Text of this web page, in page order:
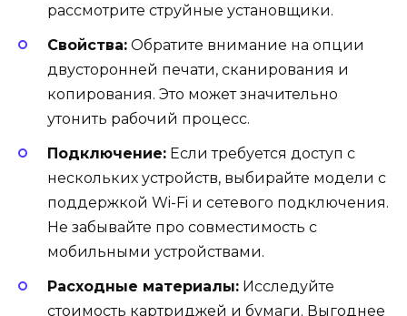
рассмотрите струйные установщики.
Свойства: Обратите внимание на опции
двусторонней печати, сканирования и
копирования. Это может значительно
утонить рабочий процесс.
Подключение: Если требуется доступ с
нескольких устройств, выбирайте модели с
поддержкой Wi-Fi и сетевого подключения.
Не забывайте про совместимость с
мобильными устройствами.
Расходные материалы: Исследуйте
стоимость картриджей и бумаги. Выгоднее